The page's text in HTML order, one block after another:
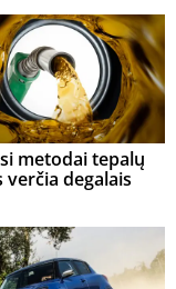
metodai tepalų
verčia degalais